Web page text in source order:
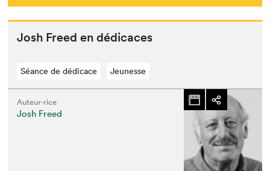
Josh Freed en dédicaces
Séance de dédicace Jeunesse
Auteur·rice
Josh Freed